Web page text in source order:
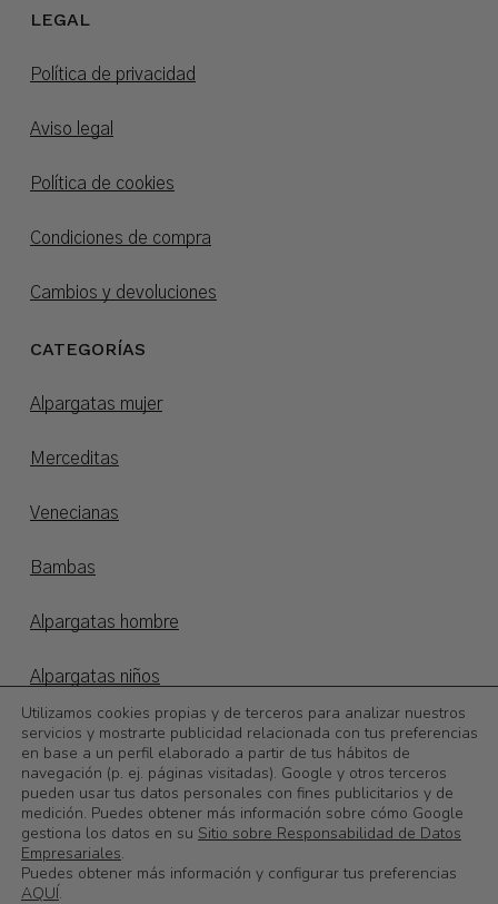
Subtotal: 0,00€
LEGAL
Política de privacidad
Aviso legal
Política de cookies
Condiciones de compra
Cambios y devoluciones
CATEGORÍAS
Alpargatas mujer
Merceditas
Venecianas
Bambas
Alpargatas hombre
Alpargatas niños
Otoño/invierno
©2026Calzadoslobo
Utilizamos cookies propias y de terceros para analizar nuestros
servicios y mostrarte publicidad relacionada con tus preferencias
en base a un perfil elaborado a partir de tus hábitos de
navegación (p. ej. páginas visitadas). Google y otros terceros
pueden usar tus datos personales con fines publicitarios y de
medición. Puedes obtener más información sobre cómo Google
gestiona los datos en su Sitio sobre Responsabilidad de Datos
Empresariales.
Puedes obtener más información y configurar tus preferencias
AQUÍ.